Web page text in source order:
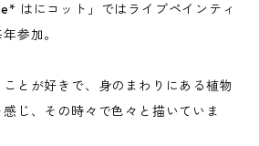
はにコット」ではライブペインティ
参加。
とが好きで、身のまわりにある植物
じ、その時々で色々と描いていま